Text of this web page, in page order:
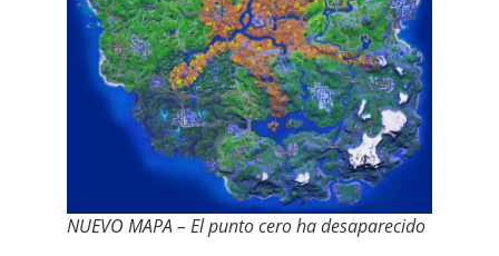
NUEVO MAPA – El punto cero ha desaparecido